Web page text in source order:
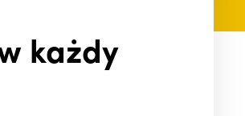
każdy